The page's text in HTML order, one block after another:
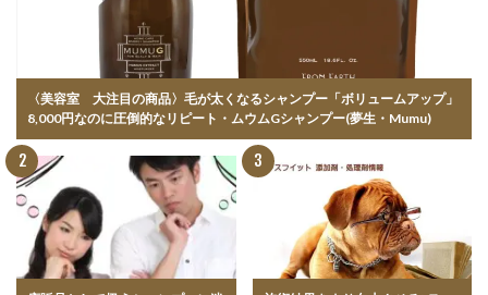
〈美容室 大注目の商品〉毛が太くなるシャンプー「ボリュームアップ」
8,000円なのに圧倒的なリピート・ムウムGシャンプー(夢生・Mumu)